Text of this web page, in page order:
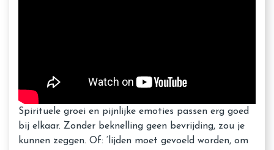
Spirituele groei en pijnlijke emoties passen erg goed
bij elkaar. Zonder beknelling geen bevrijding, zou je
kunnen zeggen. Of: ‘lijden moet gevoeld worden, om